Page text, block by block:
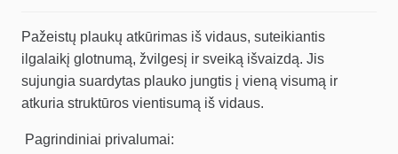
Pažeistų plaukų atkūrimas iš vidaus, suteikiantis
ilgalaikį glotnumą, žvilgesį ir sveiką išvaizdą. Jis
sujungia suardytas plauko jungtis į vieną visumą ir
atkuria struktūros vientisumą iš vidaus.
Pagrindiniai privalumai: